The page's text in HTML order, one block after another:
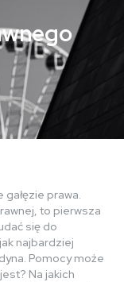
prawa.
to pierwsza
się do
najbardziej
Pomocy może
Na jakich